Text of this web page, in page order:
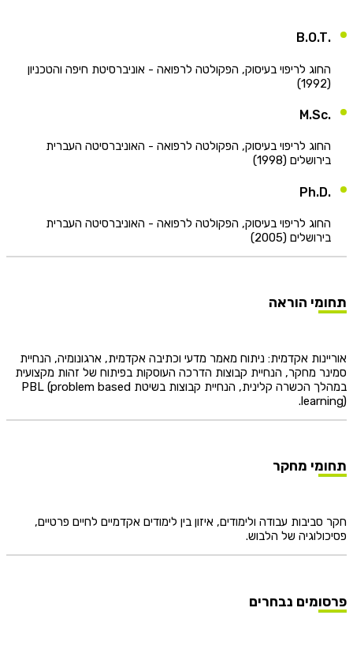
לריפוי בעיסוק, הפקולטה לרפואה - אוניברסיטת חיפה והטכניון
לריפוי בעיסוק, הפקולטה לרפואה - האוניברסיטה העברית
(1998)
לריפוי בעיסוק, הפקולטה לרפואה - האוניברסיטה העברית
(2005)
הוראה
אקדמית: ניתוח מאמר מדעי וכתיבה אקדמית, ארגונומיה, הנחיית
מחקר, הנחיית קבוצות הדרכה העוסקות בפיתוח של זהות מקצועית
במהלך הכשרה קלינית, הנחיית קבוצות בשיטת PBL (problem based
מחקר
עבודה ולימודים, איזון בין לימודים אקדמיים לחיים פרטיים,
של הלבוש.
נבחרים